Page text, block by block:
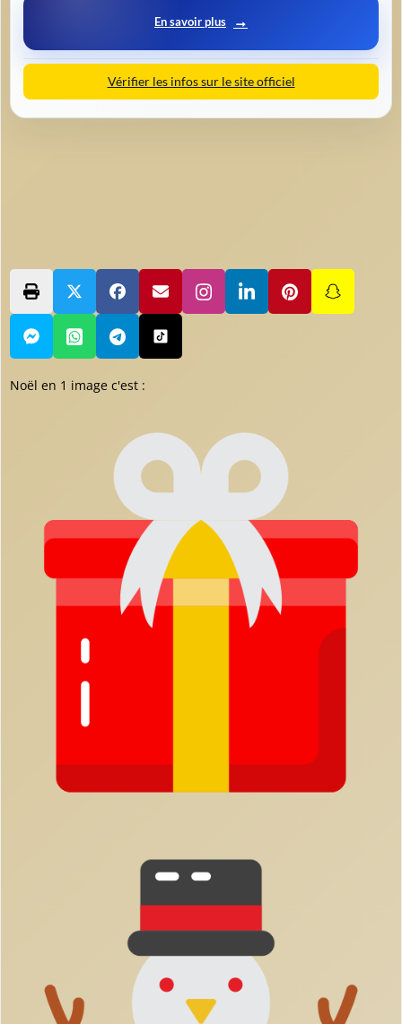
En savoir plus
Vérifier les infos sur le site officiel
Noël en 1 image c'est :